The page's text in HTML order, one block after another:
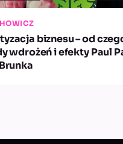
biznesu – od
wdrożeń i efekty Paul